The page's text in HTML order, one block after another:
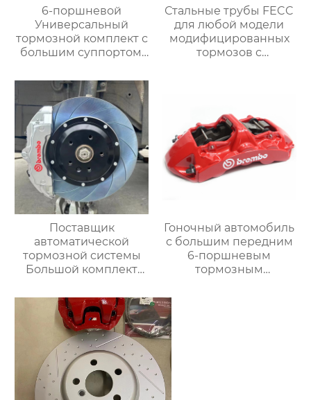
6-поршневой
Универсальный
тормозной комплект с
большим суппортом,
Переднее колесо для
Range Rover,
Специальный
тормозной комплект
Стальные трубы FECC
для любой модели
модифицированных
тормозов с
торможения
Поставщик
автоматической
тормозной системы
Большой комплект
18Z с 6-дюймовым
передним и задним
тормозным
суппортом для Toyota
audi Honda VW Infiniti
Гоночный автомобиль
с большим передним
6-поршневым
тормозным
комплекте，Подходит